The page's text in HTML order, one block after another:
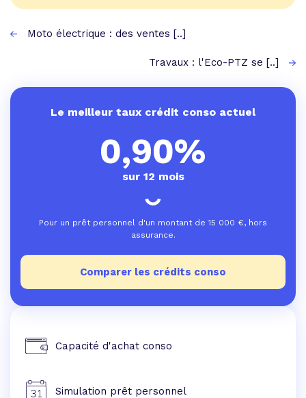
Moto électrique : des ventes [..]
Travaux : l'Eco-PTZ se [..]
Le meilleur taux crédit conso actuel
0,90%
sur 12 mois
Pour un prêt personnel d'un montant de 15 000 €, hors
assurance.
Comparer les crédits conso
Capacité d'achat conso
Simulation prêt personnel